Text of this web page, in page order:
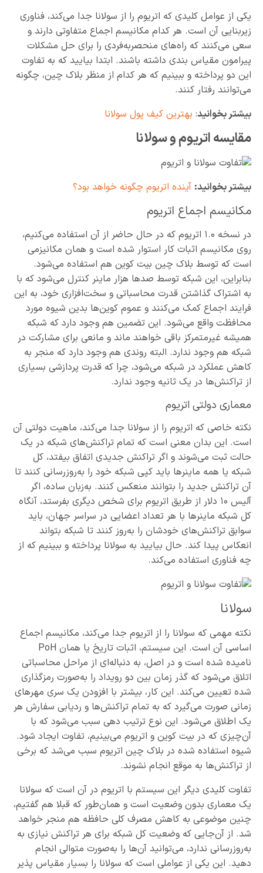
یکی از عوامل کلیدی که اتریوم را از سولانا جدا می‌کند، فناوری
زیربنایی آن است. هر کدام مکانیسم اجماع متفاوتی دارند و
سعی می‌کنند که راه‌های منحصربه‌فردی را برای حل مشکلات
پیرامون مقیاس بندی داشته باشند. ابتدا بیایید که به تفاوت
این دو پرداخته و ببینیم که هر کدام از منظر بلاک چین، چگونه
می‌توانند رفتار کنند.
بیشتر بخوانید: بهترین کیف پول سولانا
مقایسه اتریوم و سولانا
بیشتر بخوانید: آینده اتریوم چگونه خواهد بود؟
مکانیسم اجماع اتریوم
در نسخه ۱.۰ اتریوم که در حال حاضر از آن استفاده می‌کنیم،
روی مکانیسم اثبات کار استوار شده است و همان مکانیزمی
است که توسط بلاک چین بیت کوین هم استفاده می‌شود.
بنابراین، این شبکه توسط صدها هزار ماینر کنترل می‌شود که با
به اشتراک گذاشتن قدرت محاسباتی و سخت‌افزاری خود، به این
فرایند اجماع کمک می‌کنند و عموم کوین‌ها بدین شیوه مورد
محافظت واقع می‌شود. این تضمین هم وجود دارد که شبکه
همیشه غیرمتمرکز باقی خواهند ماند و مانعی برای مشارکت در
شبکه هم وجود ندارد. البته روندی هم وجود دارد که منجر به
کاهش عملکرد در شبکه می‌شود، چرا که قدرت پردازشی بسیاری
از تراکنش‌ها در یک ثانیه وجود ندارد.
معماری دولتی اتریوم
نکته خاصی که اتریوم را از سولانا جدا می‌کند، ماهیت دولتی آن
است. این بدان معنی است که تمام تراکنش‌های شبکه در یک
حالت ثبت می‌شوند و اگر تراکنش جدیدی اتفاق بیفتد، کل
شبکه یا همه ماینرها باید کپی شبکه خود را به‌روزرسانی کنند تا
آن تراکنش جدید را بتوانند منعکس کنند. به‌زبان ساده، اگر
آلیس ۱۰ دلار از طریق اتریوم برای شخص دیگری بفرستد، آنگاه
کل شبکه ماینرها با هر تعداد اعضایی در سراسر جهان، باید
سوابق تراکنش‌های خودشان را به‌روز کنند تا شبکه بتواند
انعکاس پیدا کند. حال بیایید به سولانا پرداخته و ببینیم که از
چه فناوری استفاده می‌کند.
سولانا
نکته مهمی که سولانا را از اتریوم جدا می‌کند، مکانیسم اجماع
اساسی آن است. این سیستم، اثبات تاریخ یا همان PoH
نامیده شده است و در اصل، به دنباله‌ای از مراحل محاسباتی
اتلاق می‌شود که گذر زمان بین دو رویداد را به‌صورت رمزگذاری
شده تعیین می‌کند. این کار، بیشتر با افزودن یک سری مهرهای
زمانی صورت می‌گیرد که به تمام تراکنش‌‌ها و ردیابی سفارش هر
یک اطلاق می‌شود. این نوع ترتیب دهی سبب می‌شود که با
آن‌چیزی که در بیت کوین و اتریوم می‌بینیم، تفاوت ایجاد شود.
شیوه استفاده شده در بلاک چین اتریوم سبب می‌شد که برخی
از تراکنش‌ها به موقع انجام نشوند.
تفاوت کلیدی دیگر این سیستم با اتریوم در آن است که سولانا
یک معماری بدون وضعیت است و همان‌طور که قبلا هم گفتیم،
چنین موضوعی به کاهش مصرف کلی حافظه هم منجر خواهد
شد. از آن‌جایی که وضعیت کل شبکه برای هر تراکنش نیازی به
به‌روزرسانی ندارد، می‌توانید آن‌ها را به‌صورت متوالی انجام
دهید. این یکی از عواملی است که سولانا را بسیار مقیاس پذیر